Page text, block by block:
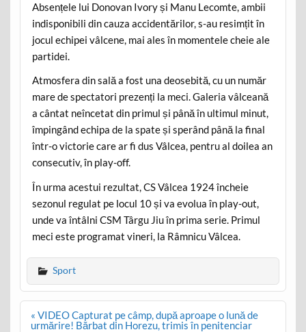
Absențele lui Donovan Ivory și Manu Lecomte, ambii
indisponibili din cauza accidentărilor, s-au resimțit în
jocul echipei vâlcene, mai ales în momentele cheie ale
partidei.
Atmosfera din sală a fost una deosebită, cu un număr
mare de spectatori prezenți la meci. Galeria vâlceană
a cântat neîncetat din primul și până în ultimul minut,
împingând echipa de la spate și sperând până la final
într-o victorie care ar fi dus Vâlcea, pentru al doilea an
consecutiv, în play-off.
În urma acestui rezultat, CS Vâlcea 1924 încheie
sezonul regulat pe locul 10 și va evolua în play-out,
unde va întâlni CSM Târgu Jiu în prima serie. Primul
meci este programat vineri, la Râmnicu Vâlcea.
Sport
Post
navigation
« VIDEO Capturat pe câmp, după aproape o lună de
urmărire! Bărbat din Horezu, trimis în penitenciar